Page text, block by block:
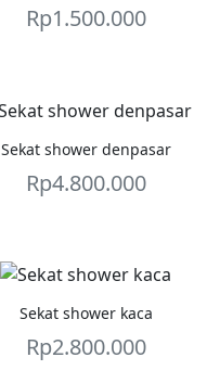
Rp1.500.000
Sekat shower denpasar
Rp4.800.000
Sekat shower kaca
Rp2.800.000